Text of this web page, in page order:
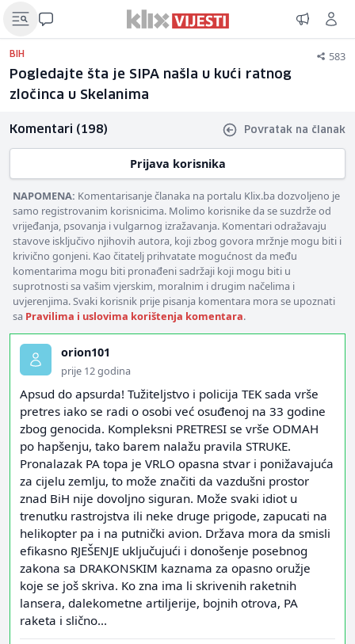
BIH 583
Pogledajte šta je SIPA našla u kući ratnog
zločinca u Skelanima
Komentari (198) Povratak na članak
Prijava korisnika
NAPOMENA: Komentarisanje članaka na portalu Klix.ba dozvoljeno je
samo registrovanim korisnicima. Molimo korisnike da se suzdrže od
vrijeđanja, psovanja i vulgarnog izražavanja. Komentari odražavaju
stavove isključivo njihovih autora, koji zbog govora mržnje mogu biti i
krivično gonjeni. Kao čitatelj prihvatate mogućnost da među
komentarima mogu biti pronađeni sadržaji koji mogu biti u
suprotnosti sa vašim vjerskim, moralnim i drugim načelima i
uvjerenjima. Svaki korisnik prije pisanja komentara mora se upoznati
sa Pravilima i uslovima korištenja komentara.
orion101
prije 12 godina
Apsud do apsurda! Tužiteljstvo i policija TEK sada vrše
pretres iako se radi o osobi već osuđenoj na 33 godine
zbog genocida. Kompleksni PRETRESI se vrše ODMAH
po hapšenju, tako barem nalažu pravila STRUKE.
Pronalazak PA topa je VRLO opasna stvar i ponižavajuća
za cijelu zemlju, to može značiti da vazdušni prostor
znad BiH nije dovoljno siguran. Može svaki idiot u
trenutku rastrojstva ili neke druge prigode, zapucati na
helikopter pa i na putnički avion. Država mora da smisli
efikasno RJEŠENJE uključujući i donošenje posebnog
zakona sa DRAKONSKIM kaznama za opasno oružje
koje se još skriva. Ko zna ima li skrivenih raketnih
lansera, dalekometne artiljerije, bojnih otrova, PA
raketa i slično...